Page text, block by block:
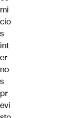
mi
cio
s
int
er
no
s
pr
evi